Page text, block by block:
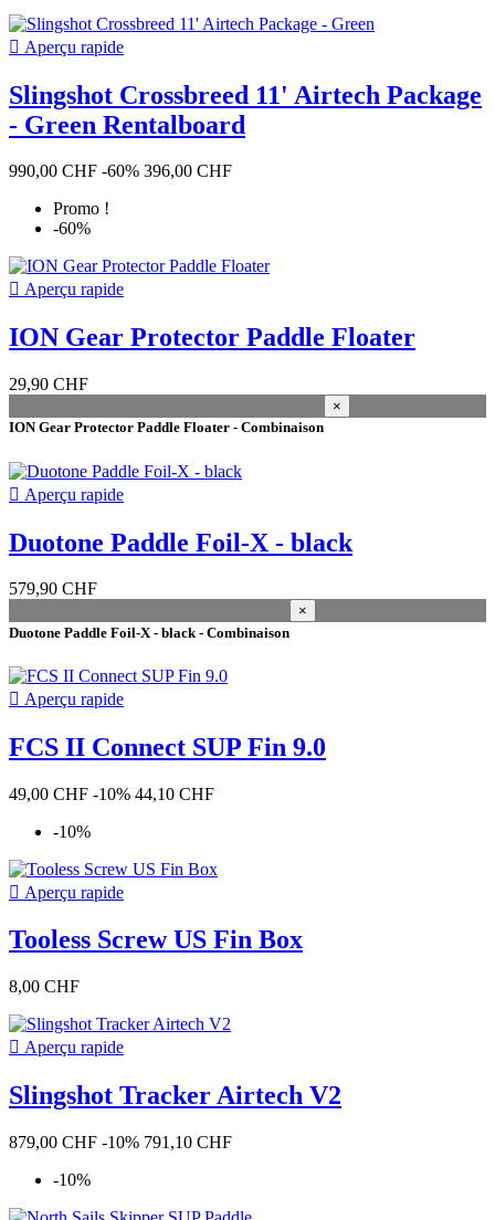
Duotone Suisse 29
FOne Europe
occasion
Nouveau 71
Remis à neuf 0
Brand
Femmes
taille
8' 4
M 2
XL 2
XS 1
longueur
10'
5'10 1
500mm 1
7'2
700mm 1
8' 1
millésime
2023 18
2022
2025 2
2019 2
2024 1
couleur
black 10
blue 2
lime 1
multiple color 1
red
1
transparent
 Aperçu rapide
Slingshot Crossbreed 11' Airtech Package
- Green Rentalboard
990,00 CHF -60% 396,00 CHF
Promo !
-60%
 Aperçu rapide
ION Gear Protector Paddle Floater
29,90 CHF
ION Gear Protector Paddle Floater - Combinaison
×
 Aperçu rapide
Duotone Paddle Foil-X - black
579,90 CHF
Duotone Paddle Foil-X - black - Combinaison
×
 Aperçu rapide
FCS II Connect SUP Fin 9.0
49,00 CHF -10% 44,10 CHF
-10%
 Aperçu rapide
Tooless Screw US Fin Box
8,00 CHF
 Aperçu rapide
Slingshot Tracker Airtech V2
879,00 CHF -10% 791,10 CHF
-10%